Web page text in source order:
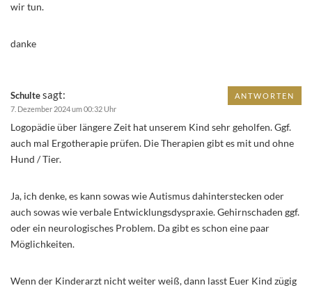
wir tun.
danke
Schultesagt:
7. Dezember 2024 um 00:32 Uhr
Logopädie über längere Zeit hat unserem Kind sehr geholfen. Ggf.
auch mal Ergotherapie prüfen. Die Therapien gibt es mit und ohne
Hund / Tier.
Ja, ich denke, es kann sowas wie Autismus dahinterstecken oder
auch sowas wie verbale Entwicklungsdyspraxie. Gehirnschaden ggf.
oder ein neurologisches Problem. Da gibt es schon eine paar
Möglichkeiten.
Wenn der Kinderarzt nicht weiter weiß, dann lasst Euer Kind zügig
ANTWORTEN